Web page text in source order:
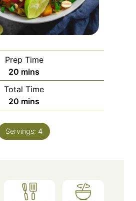
Prep Time
20 m
i
n
u
e
s
mins
Total Time
20 m
i
n
u
mins
Servings: 4